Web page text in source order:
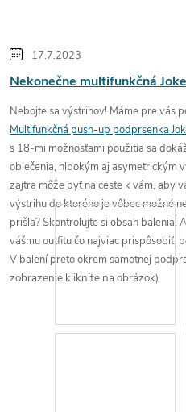
17.7.2023
Nekonečne multifunkčná
Nebojte sa výstrihov! Máme pre vás
Multifunkčná push-up podprsenka
s 18-mi možnosťami použitia sa
oblečenia, hlbokým aj asymetrickým
zajtra môže byť na ceste k vám, aby
výstrihudo ktorého je vôbec možné
prišla? Skontrolujte si obsah balenia!
vášmu outfitučo najviac prispôsobiť,
V balení preto okrem samotnej
zobrazenie kliknite na obrázok)